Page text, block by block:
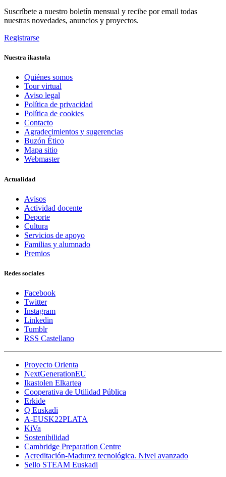
Suscríbete a nuestro boletín mensual y recibe por email todas
nuestras novedades, anuncios y proyectos.
Registrarse
Nuestra ikastola
Quiénes somos
Tour virtual
Aviso legal
Política de privacidad
Política de cookies
Contacto
Agradecimientos y sugerencias
Buzón Ético
Mapa sitio
Webmaster
Actualidad
Avisos
Actividad docente
Deporte
Cultura
Servicios de apoyo
Familias y alumnado
Premios
Redes sociales
Facebook
Twitter
Instagram
Linkedin
Tumblr
RSS Castellano
Proyecto Orienta
NextGenerationEU
Ikastolen Elkartea
Cooperativa de Utilidad Pública
Erkide
Q Euskadi
A-EUSK22PLATA
KiVa
Sostenibilidad
Cambridge Preparation Centre
Acreditación-Madurez tecnológica. Nivel avanzado
Sello STEAM Euskadi